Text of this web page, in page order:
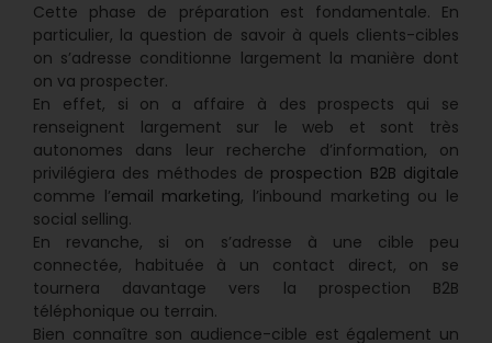
Cette phase de préparation est fondamentale. En
particulier, la question de savoir à quels clients-cibles
on s’adresse conditionne largement la manière dont
on va prospecter.
En effet, si on a affaire à des prospects qui se
renseignent largement sur le web et sont très
autonomes dans leur recherche d’information, on
privilégiera des méthodes de prospection B2B digitale
comme l’email marketing, l’inbound marketing ou le
social selling.
En revanche, si on s’adresse à une cible peu
connectée, habituée à un contact direct, on se
tournera davantage vers la prospection B2B
téléphonique ou terrain.
Bien connaître son audience-cible est également un